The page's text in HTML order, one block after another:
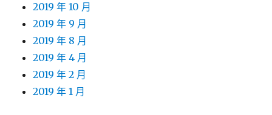
2019 年 10 月
2019 年 9 月
2019 年 8 月
2019 年 4 月
2019 年 2 月
2019 年 1 月